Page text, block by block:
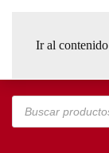
Ir al
Búsqueda
productos